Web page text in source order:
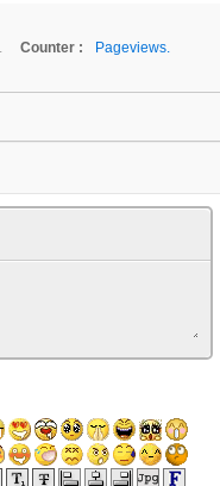
Counter :
Pageviews.